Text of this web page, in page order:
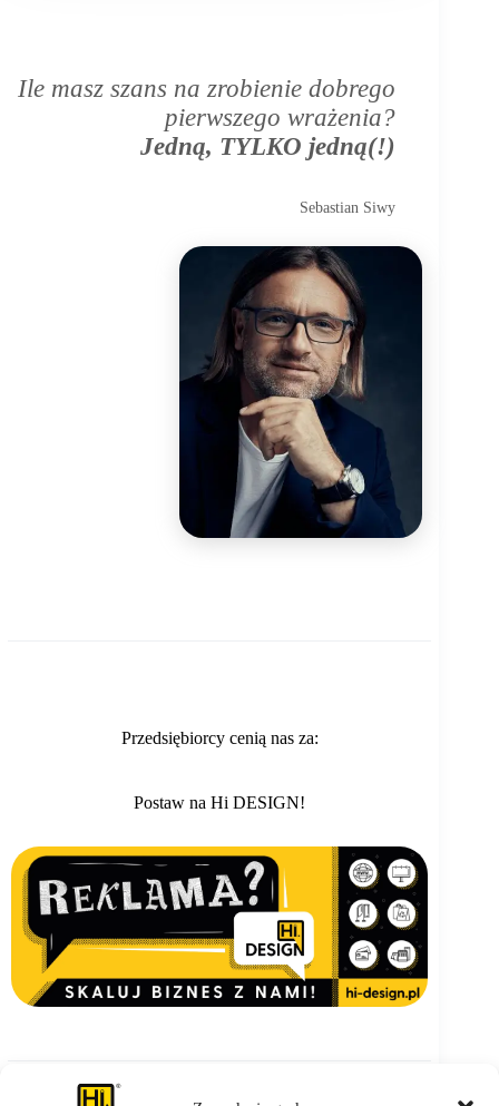
Ile masz szans na zrobienie dobrego
pierwszego wrażenia?
Jedną, TYLKO jedną(!)
Sebastian Siwy
Przedsiębiorcy cenią nas za:
Postaw na Hi DESIGN!